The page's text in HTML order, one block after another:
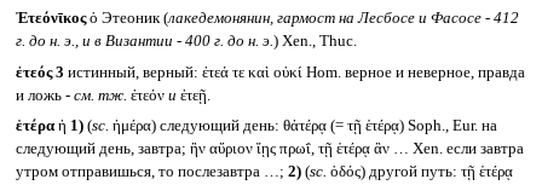
Ἐτεόνῑκοςὁ Этеоник (лакедемонянин, гармост на Лесбосе и Фасосе - 412
г. до н. э., и в Византии - 400 г. до н. э.) Xen., Thuc.
ἐτεός 3 истинный, верный: ἐτεά τε καὶ οὐκί Hom. верное и неверное, правда
и ложь - см. тж. ἐτεόν и ἐτεῇ.
ἑτέρα ἡ 1)(sc. ἡμέρα) следующий день: θἀτέρᾳ (= τῇ ἑτέρᾳ) Soph., Eur. на
следующий день, завтра; ἢν αὔριον ἴῃς πρωΐ, τῇ ἑτέρᾳ ἂν … Xen. если завтра
утром отправишься, то послезавтра …; 2)(sc. ὁδός) другой путь: τῇ ἑτέρᾳ